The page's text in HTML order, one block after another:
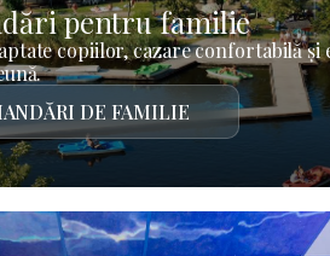
pentru familie
copiilor, cazare confortabilă și
DE FAMILIE